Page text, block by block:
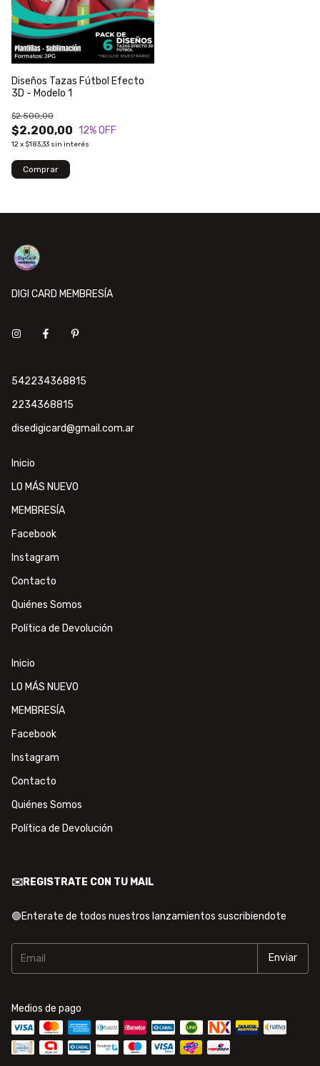
Diseños Tazas Fútbol Efecto
3D - Modelo 1
$2.200,00
$2.500,00
12% OFF
12x $183,33 sin interés
DIGI CARD MEMBRESÍA
542234368815
2234368815
disedigicard@gmail.com.ar
Inicio
LO MÁS NUEVO
MEMBRESÍA
Facebook
Instagram
Contacto
Quiénes Somos
Política de Devolución
Inicio
LO MÁS NUEVO
MEMBRESÍA
Facebook
Instagram
Contacto
Quiénes Somos
Política de Devolución
✉️REGISTRATE CON TU MAIL
🟢Enterate de todos nuestros lanzamientos suscribiendote
Medios de pago